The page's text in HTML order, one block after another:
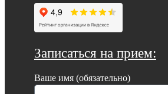
Записаться на прием:
Ваше имя (обязательно)